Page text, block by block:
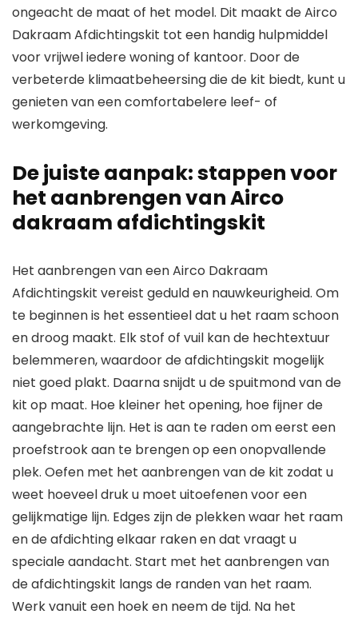
ongeacht de maat of het model. Dit maakt de Airco
Dakraam Afdichtingskit tot een handig hulpmiddel
voor vrijwel iedere woning of kantoor. Door de
verbeterde klimaatbeheersing die de kit biedt, kunt u
genieten van een comfortabelere leef- of
werkomgeving.
De juiste aanpak: stappen voor
het aanbrengen van Airco
dakraam afdichtingskit
Het aanbrengen van een Airco Dakraam
Afdichtingskit vereist geduld en nauwkeurigheid. Om
te beginnen is het essentieel dat u het raam schoon
en droog maakt. Elk stof of vuil kan de hechtextuur
belemmeren, waardoor de afdichtingskit mogelijk
niet goed plakt. Daarna snijdt u de spuitmond van de
kit op maat. Hoe kleiner het opening, hoe fijner de
aangebrachte lijn. Het is aan te raden om eerst een
proefstrook aan te brengen op een onopvallende
plek. Oefen met het aanbrengen van de kit zodat u
weet hoeveel druk u moet uitoefenen voor een
gelijkmatige lijn. Edges zijn de plekken waar het raam
en de afdichting elkaar raken en dat vraagt u
speciale aandacht. Start met het aanbrengen van
de afdichtingskit langs de randen van het raam.
Werk vanuit een hoek en neem de tijd. Na het